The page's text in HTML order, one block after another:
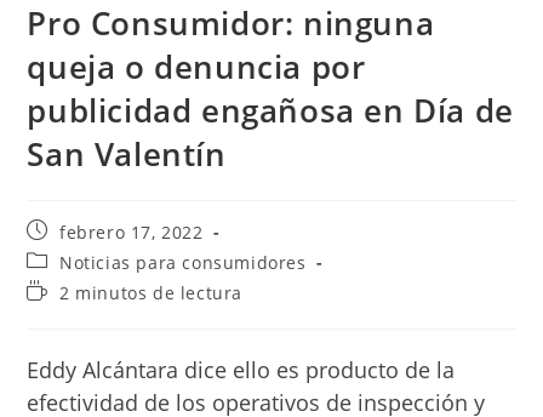
Pro Consumidor: ninguna
queja o denuncia por
publicidad engañosa en Día de
San Valentín
Publicación
de
la
entrada:
febrero 17, 2022
Categoría
de
la
Noticias para consumidores
Tiempo2 minutos de lectura
Eddy Alcántara dice ello es producto de la
efectividad de los operativos de inspección y